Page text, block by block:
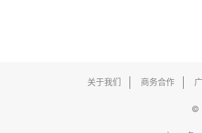
关于我们 商务合作
©